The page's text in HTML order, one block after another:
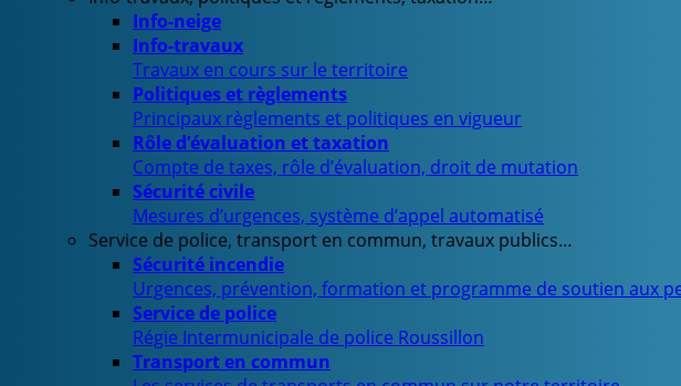
Info-neige
Info-travaux
Travaux en cours sur le territoire
Politiques et règlements
Principaux règlements et politiques en vigueur
Rôle d’évaluation et taxation
Compte de taxes, rôle d’évaluation, droit de mutation
Sécurité civile
Mesures d’urgences, système d’appel automatisé
Service de police, transport en commun, travaux publics…
Sécurité incendie
Urgences, prévention, formation et programme de soutien aux
Service de police
Régie Intermunicipale de police Roussillon
Transport en commun